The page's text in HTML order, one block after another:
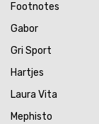
Footnotes
Gabor
Gri Sport
Hartjes
Laura Vita
Mephisto